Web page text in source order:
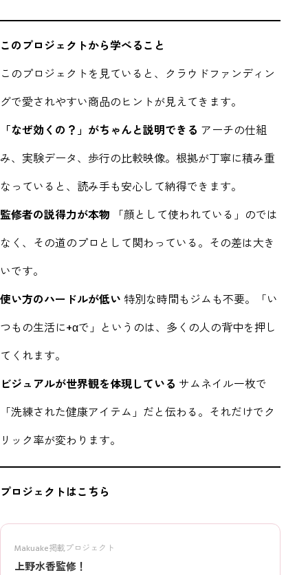
このプロジェクトから学べること
このプロジェクトを見ていると、クラウドファンディン
グで愛されやすい商品のヒントが見えてきます。
「なぜ効くの？」がちゃんと説明できる アーチの仕組
み、実験データ、歩行の比較映像。根拠が丁寧に積み重
なっていると、読み手も安心して納得できます。
監修者の説得力が本物 「顔として使われている」のでは
なく、その道のプロとして関わっている。その差は大き
いです。
使い方のハードルが低い 特別な時間もジムも不要。「い
つもの生活に+αで」というのは、多くの人の背中を押し
てくれます。
ビジュアルが世界観を体現している サムネイル一枚で
「洗練された健康アイテム」だと伝わる。それだけでク
リック率が変わります。
プロジェクトはこちら
Makuake掲載プロジェクト
上野水香監修！